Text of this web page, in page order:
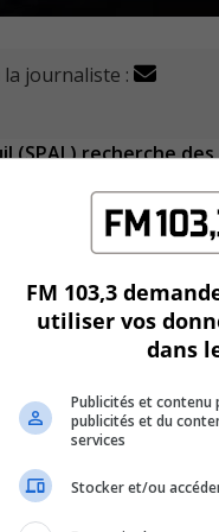
journaliste :
(SPAL) recherche
pour avertir de
d’avoir mis le feu à
alerté par un de
FM 103,3
utiliser vos
dans
Publicités et contenu
publicités et du
services
Stocker et/ou